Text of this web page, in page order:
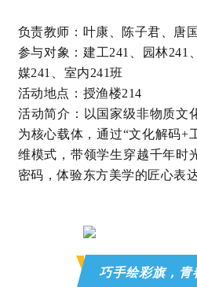
负责教师：叶康、陈子君、唐
参与对象：建工241、园林241
媒241、室内241班
活动地点：授渔楼214
活动简介：以国家级非物质
为核心载体，通过“文化解码+
维模式，带领学生穿越千年时
密码，体验东方美学的匠心表达
巧手绘彩旗，